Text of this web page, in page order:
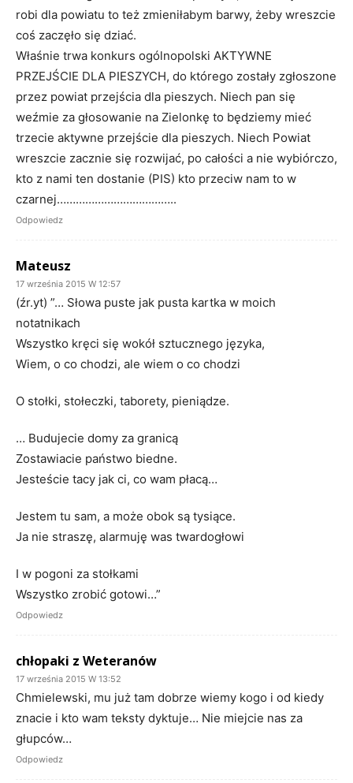
robi dla powiatu to też zmieniłabym barwy, żeby wreszcie
coś zaczęło się dziać.
Właśnie trwa konkurs ogólnopolski AKTYWNE
PRZEJŚCIE DLA PIESZYCH, do którego zostały zgłoszone
przez powiat przejścia dla pieszych. Niech pan się
weźmie za głosowanie na Zielonkę to będziemy mieć
trzecie aktywne przejście dla pieszych. Niech Powiat
wreszcie zacznie się rozwijać, po całości a nie wybiórczo,
kto z nami ten dostanie (PIS) kto przeciw nam to w
czarnej………………………………..
Odpowiedz
Mateusz
17 września 2015 W 12:57
(źr.yt) ”… Słowa puste jak pusta kartka w moich
notatnikach
Wszystko kręci się wokół sztucznego języka,
Wiem, o co chodzi, ale wiem o co chodzi
O stołki, stołeczki, taborety, pieniądze.
… Budujecie domy za granicą
Zostawiacie państwo biedne.
Jesteście tacy jak ci, co wam płacą…
Jestem tu sam, a może obok są tysiące.
Ja nie straszę, alarmuję was twardogłowi
I w pogoni za stołkami
Wszystko zrobić gotowi…”
Odpowiedz
chłopaki z Weteranów
17 września 2015 W 13:52
Chmielewski, mu już tam dobrze wiemy kogo i od kiedy
znacie i kto wam teksty dyktuje… Nie miejcie nas za
głupców…
Odpowiedz